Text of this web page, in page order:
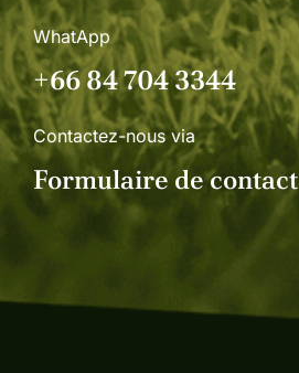
WhatApp
+66 84 704 3344
Contactez-nous via
Formulaire de contact